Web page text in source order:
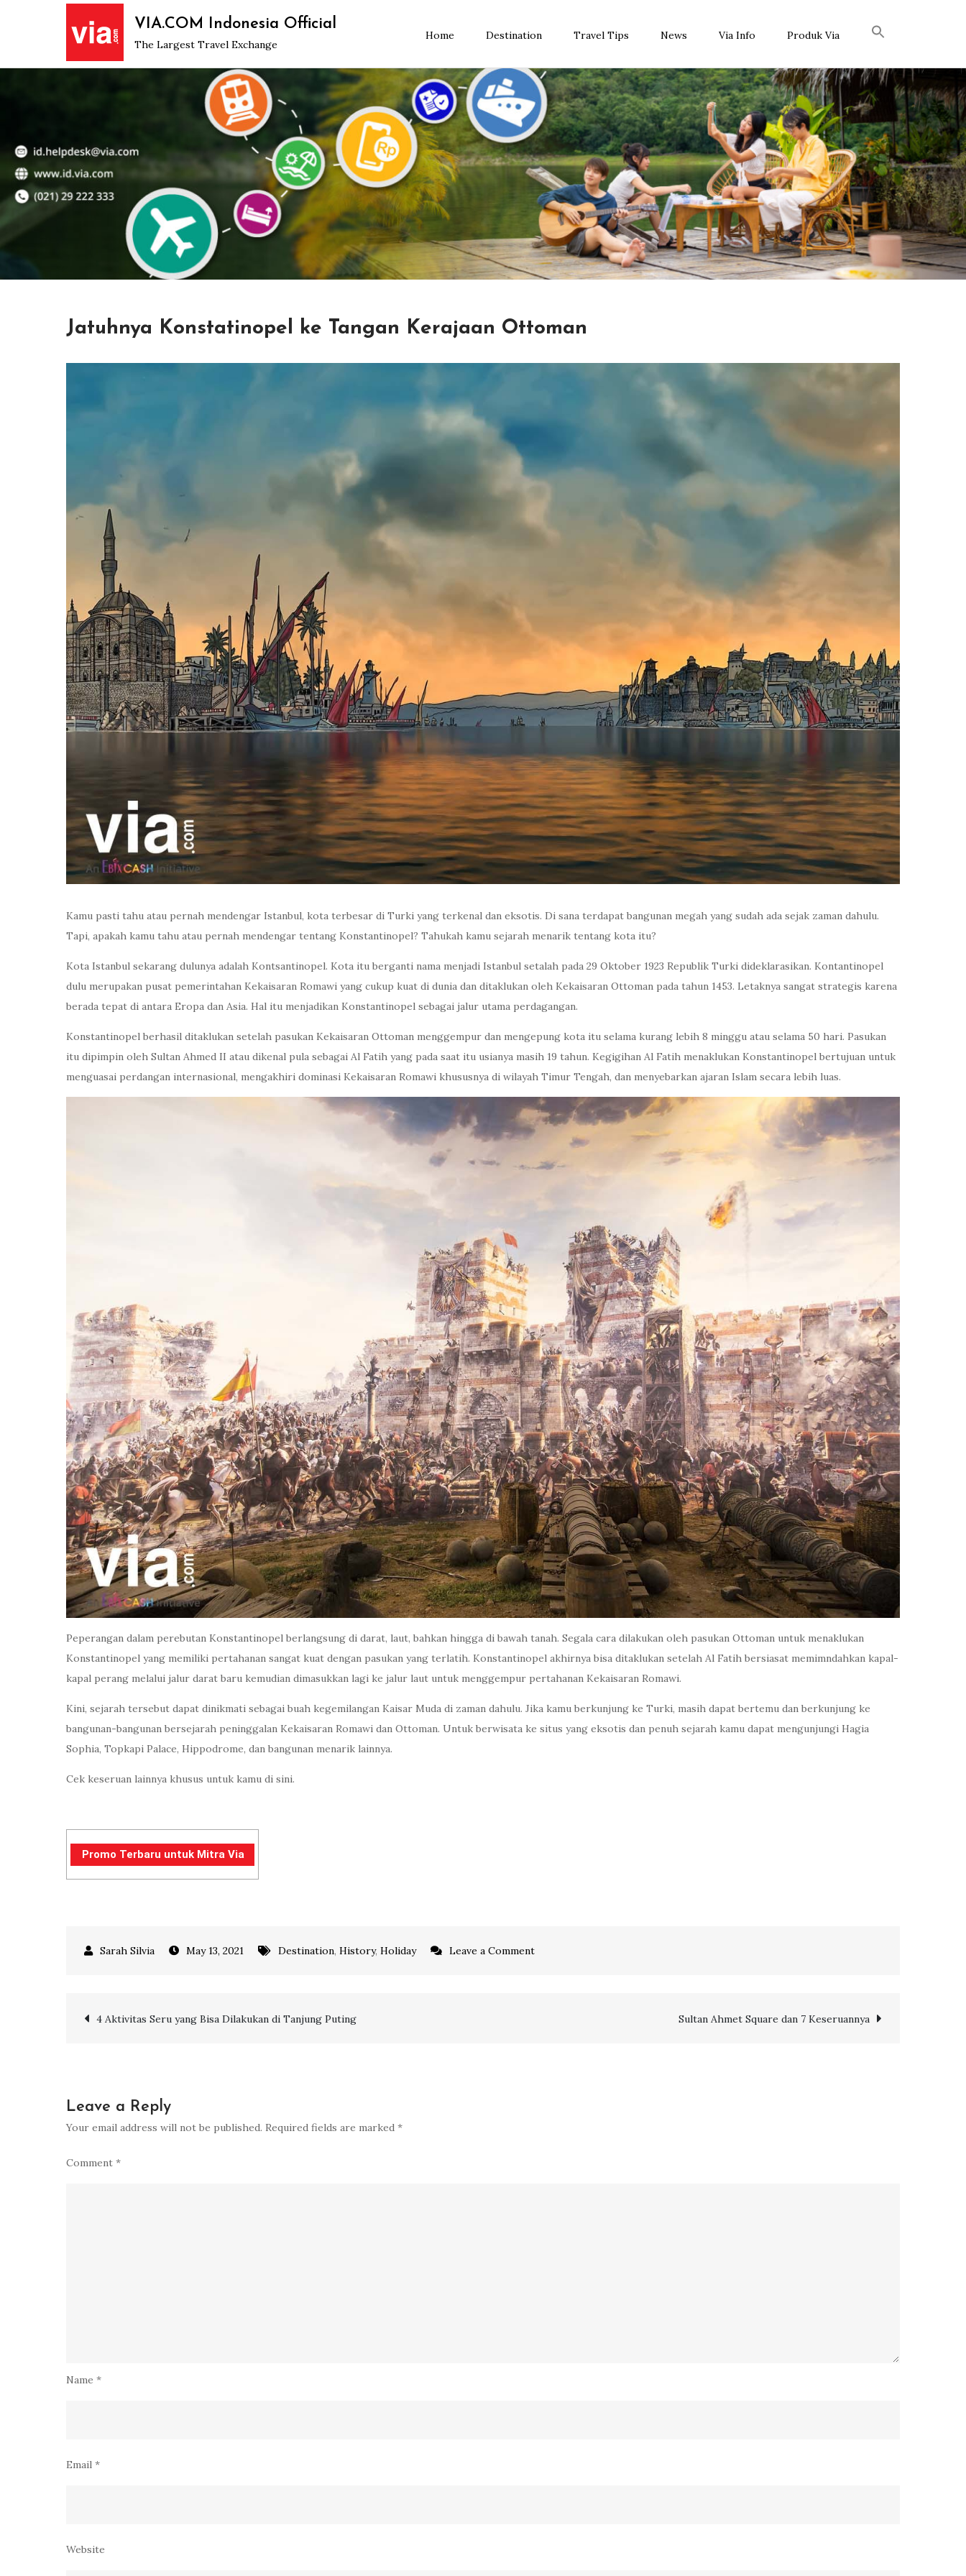
VIA.COM Indonesia Official
The Largest Travel Exchange
Home Destination Travel Tips News Via Info Produk Via
Jatuhnya Konstatinopel ke Tangan Kerajaan Ottoman
Kamu pasti tahu atau pernah mendengar Istanbul, kota terbesar di Turki yang terkenal dan eksotis. Di sana terdapat bangunan megah yang sudah ada sejak zaman dahulu.
Tapi, apakah kamu tahu atau pernah mendengar tentang Konstantinopel? Tahukah kamu sejarah menarik tentang kota itu?
Kota Istanbul sekarang dulunya adalah Kontsantinopel. Kota itu berganti nama menjadi Istanbul setalah pada 29 Oktober 1923 Republik Turki dideklarasikan. Kontantinopel
dulu merupakan pusat pemerintahan Kekaisaran Romawi yang cukup kuat di dunia dan ditaklukan oleh Kekaisaran Ottoman pada tahun 1453. Letaknya sangat strategis karena
berada tepat di antara Eropa dan Asia. Hal itu menjadikan Konstantinopel sebagai jalur utama perdagangan.
Konstantinopel berhasil ditaklukan setelah pasukan Kekaisaran Ottoman menggempur dan mengepung kota itu selama kurang lebih 8 minggu atau selama 50 hari. Pasukan
itu dipimpin oleh Sultan Ahmed II atau dikenal pula sebagai Al Fatih yang pada saat itu usianya masih 19 tahun. Kegigihan Al Fatih menaklukan Konstantinopel bertujuan untuk
menguasai perdangan internasional, mengakhiri dominasi Kekaisaran Romawi khususnya di wilayah Timur Tengah, dan menyebarkan ajaran Islam secara lebih luas.
Peperangan dalam perebutan Konstantinopel berlangsung di darat, laut, bahkan hingga di bawah tanah. Segala cara dilakukan oleh pasukan Ottoman untuk menaklukan
Konstantinopel yang memiliki pertahanan sangat kuat dengan pasukan yang terlatih. Konstantinopel akhirnya bisa ditaklukan setelah Al Fatih bersiasat memimndahkan kapal-
kapal perang melalui jalur darat baru kemudian dimasukkan lagi ke jalur laut untuk menggempur pertahanan Kekaisaran Romawi.
Kini, sejarah tersebut dapat dinikmati sebagai buah kegemilangan Kaisar Muda di zaman dahulu. Jika kamu berkunjung ke Turki, masih dapat bertemu dan berkunjung ke
bangunan-bangunan bersejarah peninggalan Kekaisaran Romawi dan Ottoman. Untuk berwisata ke situs yang eksotis dan penuh sejarah kamu dapat mengunjungi Hagia
Sophia, Topkapi Palace, Hippodrome, dan bangunan menarik lainnya.
Cek keseruan lainnya khusus untuk kamu di sini.
Promo Terbaru untuk Mitra Via
May 13, 2021 Destination, History, Holiday Leave a Commenton
Post
4 Aktivitas Seru yang Bisa Dilakukan di Tanjung Puting Sultan Ahmet Square dan 7 Keseruannya
Leave a Reply
Your email address will not be published. Required fields are marked *
Comment *
Name *
Email *
Website